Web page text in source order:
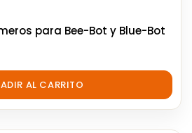
para Bee-Bot y Blue-Bot
AL CARRITO